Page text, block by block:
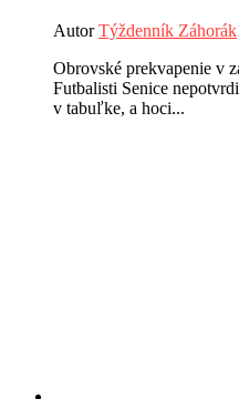
AutorTýždenník Záhorák
Obrovské prekvapenie v
Futbalisti Senice
v tabuľke, a hoci...